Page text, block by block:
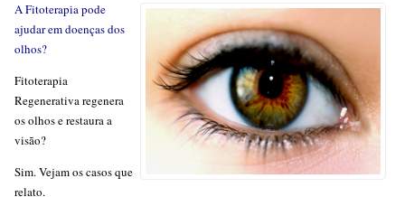
A Fitoterapia pode
ajudar em doenças dos
olhos?
Fitoterapia
Regenerativa regenera
os olhos e restaura a
visão?
Sim. Vejam os casos que
relato.